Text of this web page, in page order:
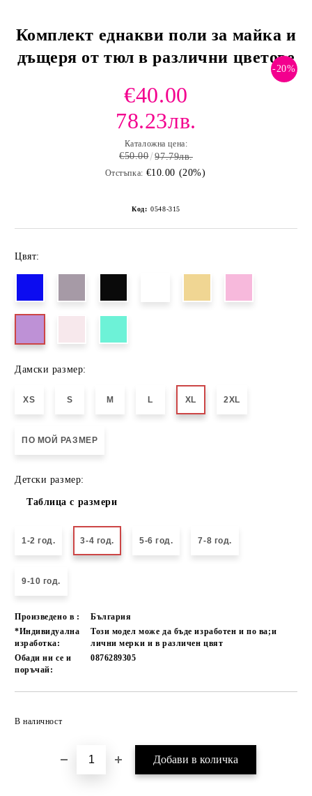
Комплект еднакви поли за майка и
дъщеря от тюл в различни цветове
-20%
€40.00
78.23лв.
Каталожна цена:
€50.00 97.79лв.
Отстъпка: €10.00 (20%)
Код: 0548-315
Цвят:
Дамски размер:
XS S M L XL 2XL
ПО МОЙ РАЗМЕР
Детски размер:
Таблица с размери
1-2 год. 3-4 год. 5-6 год. 7-8 год.
9-10 год.
Произведено в :
България
*Индивидуална
изработка:
Този модел може да бъде изработен и по ва;и
лични мерки и в различен цвят
Обади ни се и
поръчай:
0876289305
В наличност